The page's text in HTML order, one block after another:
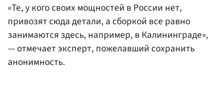
«Те, у кого своих мощностей в России нет,
привозят сюда детали, а сборкой все равно
занимаются здесь, например, в Калининграде»,
— отмечает эксперт, пожелавший сохранить
анонимность.